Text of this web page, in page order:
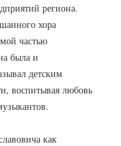
региона.
хора
частью
была и
детским
воспитывая любовь
как